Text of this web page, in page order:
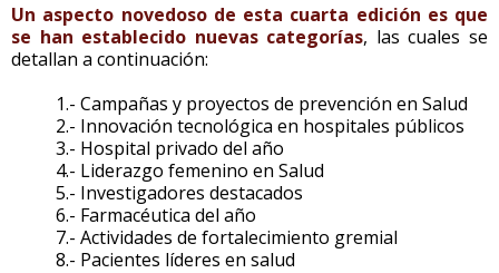
Un aspecto novedoso de esta cuarta edición es que
se han establecido nuevas categorías, las cuales se
detallan a continuación:
1.- Campañas y proyectos de prevención en Salud
2.- Innovación tecnológica en hospitales públicos
3.- Hospital privado del año
4.- Liderazgo femenino en Salud
5.- Investigadores destacados
6.- Farmacéutica del año
7.- Actividades de fortalecimiento gremial
8.- Pacientes líderes en salud